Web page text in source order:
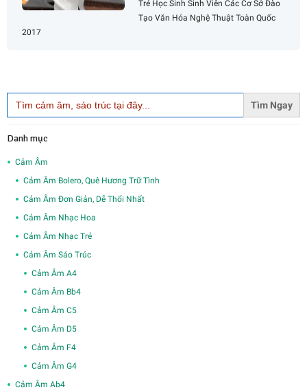
Trẻ Học Sinh Sinh Viên Các Cơ Sở Đào
Tạo Văn Hóa Nghệ Thuật Toàn Quốc
2017
Search
for:
Danh mục
Cảm Âm
Cảm Âm Bolero, Quê Hương Trữ Tình
Cảm Âm Đơn Giản, Dễ Thổi Nhất
Cảm Âm Nhạc Hoa
Cảm Âm Nhạc Trẻ
Cảm Âm Sáo Trúc
Cảm Âm A4
Cảm Âm Bb4
Cảm Âm C5
Cảm Âm D5
Cảm Âm F4
Cảm Âm G4
Cảm Âm Ab4